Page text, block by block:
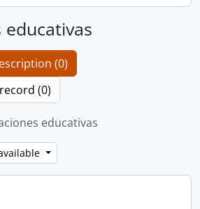
educativas
(0)
(0)
educativas